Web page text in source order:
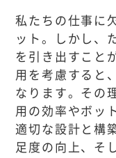
私たちの仕事に
ット。しかし、
を引き出すこと
用を考慮すると
なります。その
用の効率やボッ
適切な設計と構
足度の向上、そ